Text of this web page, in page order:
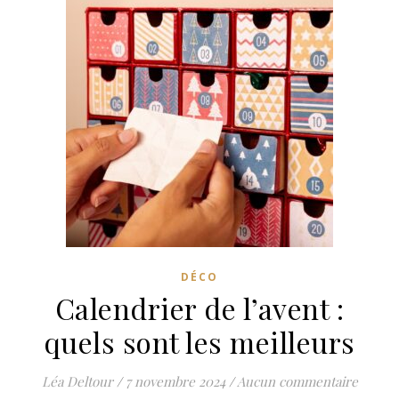
DÉCO
Calendrier de l’avent :
quels sont les meilleurs
Léa Deltour / 7 novembre 2024 /Aucun commentaire